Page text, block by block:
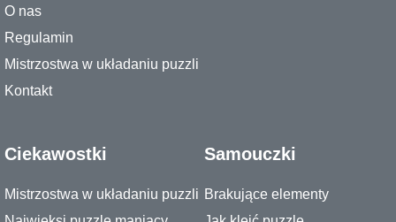
O nas
Regulamin
Mistrzostwa w układaniu puzzli
Kontakt
Ciekawostki
Mistrzostwa w układaniu puzzli
Samouczki
Brakujące elementy